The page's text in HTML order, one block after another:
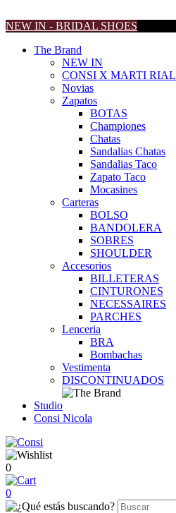
NEW IN - BRIDAL SHOES
The Brand
NEW IN
CONSI X MARTI RIAL
Novias
Zapatos
BOTAS
Championes
Chatas
Sandalias Chatas
Sandalias Taco
Zapato Taco
Mocasines
Carteras
BOLSO
BANDOLERA
SOBRES
SHOULDER
Accesorios
BILLETERAS
CINTURONES
NECESSAIRES
PARCHES
Lenceria
BRA
Bombachas
Vestimenta
DISCONTINUADOS
Studio
Consi Nicola
0
0